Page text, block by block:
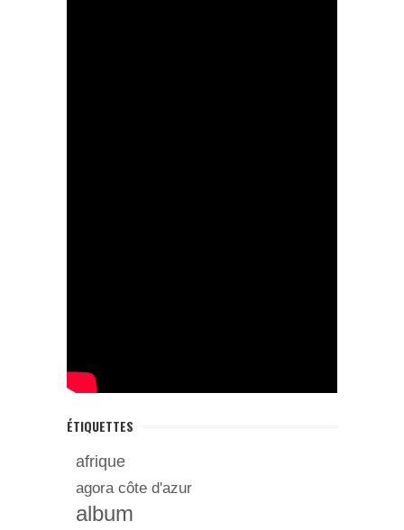
ÉTIQUETTES
afrique
agora côte d'azur
album